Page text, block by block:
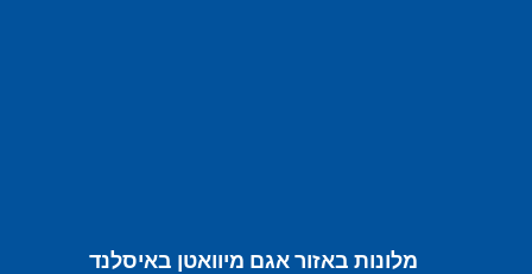
מלונות באזור אגם מיוואטן באיסלנד